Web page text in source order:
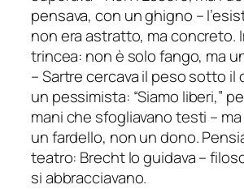
pensava, con un ghigno –
non era astratto, ma concreto.
trincea: non è solo fango, ma
– Sartre cercava il peso sotto il
un pessimista: “Siamo liberi,”
mani che sfogliavano testi –
un fardello, non un dono.
teatro: Brecht lo guidava –
si abbracciavano.